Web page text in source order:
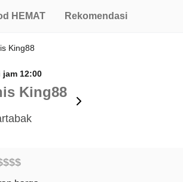
HEMAT Rekomendasi
King88
jam 12:00
King88
$$$